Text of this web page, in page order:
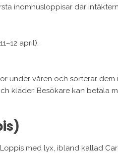
inomhusloppisar där
april).
under våren och sorterar dem
kläder. Besökare kan betala
med lyx, ibland kallad